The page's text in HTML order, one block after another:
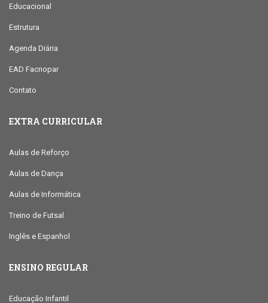
Educacional
Estrutura
Agenda Diária
EAD Facnopar
Contato
EXTRA CURRICULAR
Aulas de Reforço
Aulas de Dança
Aulas de Informática
Treino de Futsal
Inglês e Espanhol
ENSINO REGULAR
Educação Infantil